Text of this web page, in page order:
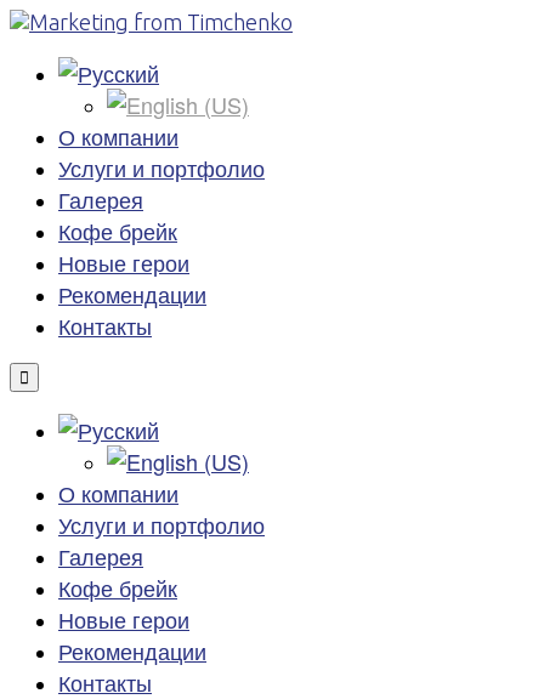
О компании
Услуги и портфолио
Галерея
Кофе брейк
Новые герои
Рекомендации
Контакты
О компании
Услуги и портфолио
Галерея
Кофе брейк
Новые герои
Рекомендации
Контакты